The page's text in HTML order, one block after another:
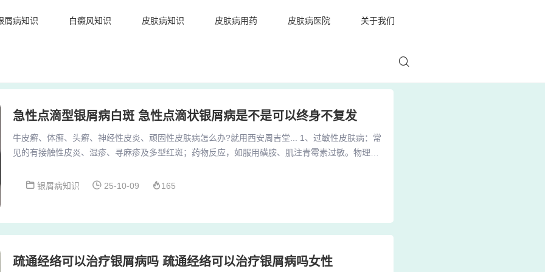
屑病知识 白癜风知识 皮肤病知识 皮肤病用药 皮肤病医院 关于我们
急性点滴型银屑病白斑 急性点滴状银屑病是不是可以终身不复发
牛皮癣、体癣、头癣、神经性皮炎、顽固性皮肤病怎么办?就用西安周吉堂... 1、过敏性皮肤病：常
见的有接触性皮炎、湿疹、寻麻疹及多型红斑；药物反应，如服用磺胺、肌注青霉素过敏。物理性
皮炎及寄生虫妄想症。红斑丘疹鳞屑性皮肤病：常见的有银屑病（牛皮癣）、单纯糠疹及玫瑰糠
银屑病知识 25-10-09 165
疏通经络可以治疗银屑病吗 疏通经络可以治疗银屑病吗女性